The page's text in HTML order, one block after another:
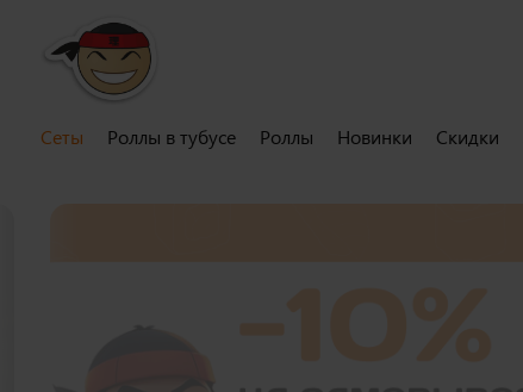
Сеты Роллы в тубусе Роллы Новинки Скидки